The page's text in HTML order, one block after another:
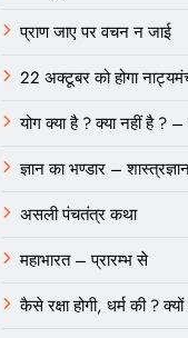
प्राण जाए पर वचन न जाई
22 अक्टूबर को होगा
योग क्या है ? क्या नहीं है ?
ज्ञान का भण्डार –
असली पंचतंत्र कथा
महाभारत – प्रारम्भ से
कैसे रक्षा होगी, धर्म की ?